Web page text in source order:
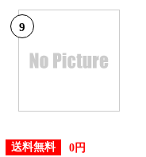
9
送料無料 0円